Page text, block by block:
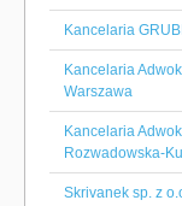
Kancelaria
Kancelaria
Warszawa
Kancelaria
Rozwadowska-
Skrivanek sp. z